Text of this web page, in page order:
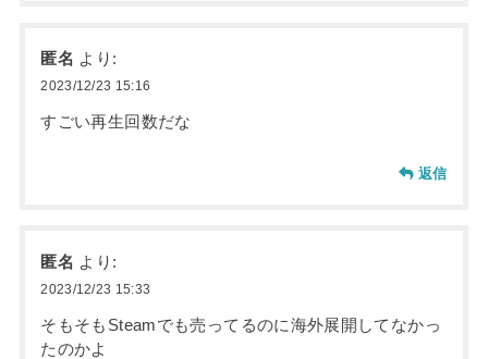
匿名 より:
2023/12/23 15:16
すごい再生回数だな
返信
匿名 より:
2023/12/23 15:33
そもそもSteamでも売ってるのに海外展開してなかっ
たのかよ